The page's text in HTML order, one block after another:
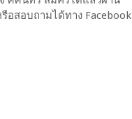
อสอบถามได้ทาง Facebook